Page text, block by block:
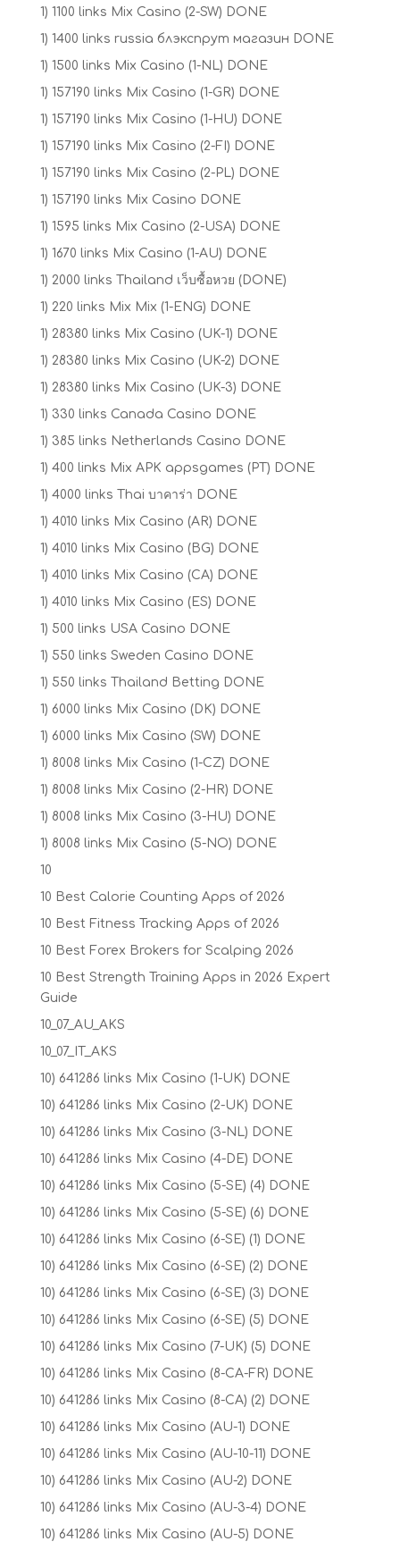
1) 1100 links Mix Casino (2-SW) DONE
1) 1400 links russia блэкспрут магазин DONE
1) 1500 links Mix Casino (1-NL) DONE
1) 157190 links Mix Casino (1-GR) DONE
1) 157190 links Mix Casino (1-HU) DONE
1) 157190 links Mix Casino (2-FI) DONE
1) 157190 links Mix Casino (2-PL) DONE
1) 157190 links Mix Casino DONE
1) 1595 links Mix Casino (2-USA) DONE
1) 1670 links Mix Casino (1-AU) DONE
1) 2000 links Thailand เว็บซื้อหวย (DONE)
1) 220 links Mix Mix (1-ENG) DONE
1) 28380 links Mix Casino (UK-1) DONE
1) 28380 links Mix Casino (UK-2) DONE
1) 28380 links Mix Casino (UK-3) DONE
1) 330 links Canada Casino DONE
1) 385 links Netherlands Casino DONE
1) 400 links Mix APK appsgames (PT) DONE
1) 4000 links Thai บาคาร่า DONE
1) 4010 links Mix Casino (AR) DONE
1) 4010 links Mix Casino (BG) DONE
1) 4010 links Mix Casino (CA) DONE
1) 4010 links Mix Casino (ES) DONE
1) 500 links USA Casino DONE
1) 550 links Sweden Casino DONE
1) 550 links Thailand Betting DONE
1) 6000 links Mix Casino (DK) DONE
1) 6000 links Mix Casino (SW) DONE
1) 8008 links Mix Casino (1-CZ) DONE
1) 8008 links Mix Casino (2-HR) DONE
1) 8008 links Mix Casino (3-HU) DONE
1) 8008 links Mix Casino (5-NO) DONE
10
10 Best Calorie Counting Apps of 2026
10 Best Fitness Tracking Apps of 2026
10 Best Forex Brokers for Scalping 2026
10 Best Strength Training Apps in 2026 Expert
Guide
10_07_AU_AKS
10_07_IT_AKS
10) 641286 links Mix Casino (1-UK) DONE
10) 641286 links Mix Casino (2-UK) DONE
10) 641286 links Mix Casino (3-NL) DONE
10) 641286 links Mix Casino (4-DE) DONE
10) 641286 links Mix Casino (5-SE) (4) DONE
10) 641286 links Mix Casino (5-SE) (6) DONE
10) 641286 links Mix Casino (6-SE) (1) DONE
10) 641286 links Mix Casino (6-SE) (2) DONE
10) 641286 links Mix Casino (6-SE) (3) DONE
10) 641286 links Mix Casino (6-SE) (5) DONE
10) 641286 links Mix Casino (7-UK) (5) DONE
10) 641286 links Mix Casino (8-CA-FR) DONE
10) 641286 links Mix Casino (8-CA) (2) DONE
10) 641286 links Mix Casino (AU-1) DONE
10) 641286 links Mix Casino (AU-10-11) DONE
10) 641286 links Mix Casino (AU-2) DONE
10) 641286 links Mix Casino (AU-3-4) DONE
10) 641286 links Mix Casino (AU-5) DONE